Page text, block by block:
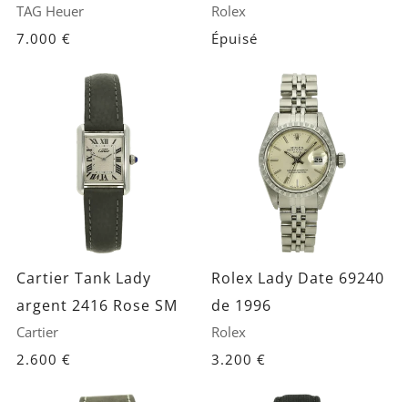
TAG Heuer
7.000 €
Rolex
Épuisé
Cartier Tank Lady
argent 2416 Rose SM
Cartier
2.600 €
Rolex Lady Date 69240
de 1996
Rolex
3.200 €